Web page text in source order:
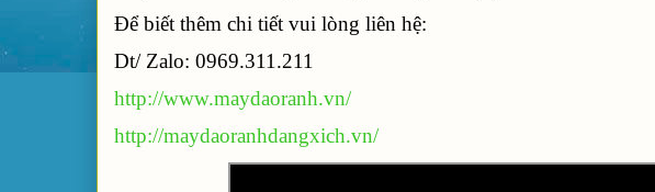
Để biết thêm chi tiết vui lòng liên hệ:
Dt/ Zalo: 0969.311.211
http://www.maydaoranh.vn/
http://maydaoranhdangxich.vn/